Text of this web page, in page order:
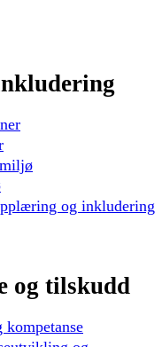
og inkludering
og tilskudd